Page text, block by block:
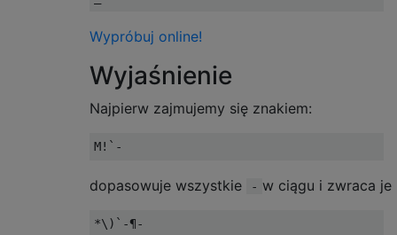
Wypróbuj online!
Wyjaśnienie
Najpierw zajmujemy się znakiem:
dopasowuje wszystkie - w ciągu i zwraca